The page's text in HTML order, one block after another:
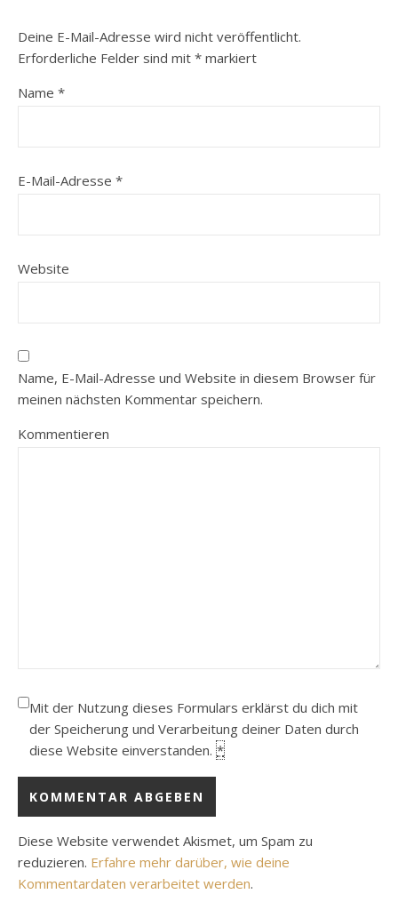
Deine E-Mail-Adresse wird nicht veröffentlicht.
Erforderliche Felder sind mit * markiert
Name *
E-Mail-Adresse *
Website
Name, E-Mail-Adresse und Website in diesem Browser für
meinen nächsten Kommentar speichern.
Kommentieren
Mit der Nutzung dieses Formulars erklärst du dich mit
der Speicherung und Verarbeitung deiner Daten durch
diese Website einverstanden. *
Diese Website verwendet Akismet, um Spam zu
reduzieren. Erfahre mehr darüber, wie deine
Kommentardaten verarbeitet werden.